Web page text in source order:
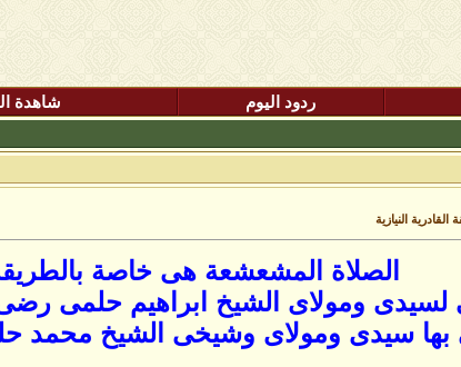
ردود اليوم شاهدة
النيازية
الصلاة المشعشعة هى خاصة بالطريقة
ومولاى الشيخ ابراهيم حلمى
بها سيدى ومولاى وشيخى الشيخ محمد